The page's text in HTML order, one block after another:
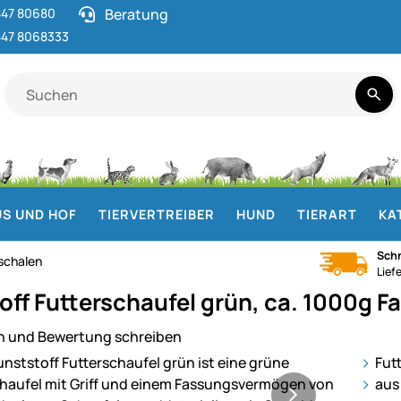
80680
8068333
Beratung
UND HOF TIERVERTREIBER HUND TIERART
Futterschaufel grün, ca. 1000g
und Bewertung schreiben